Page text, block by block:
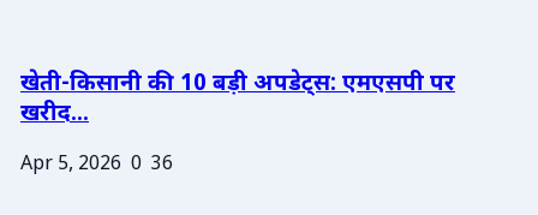
खेती-किसानी की 10 बड़ी अपडेट्स: एमएसपी पर
खरीद...
Apr 5, 2026 0 36